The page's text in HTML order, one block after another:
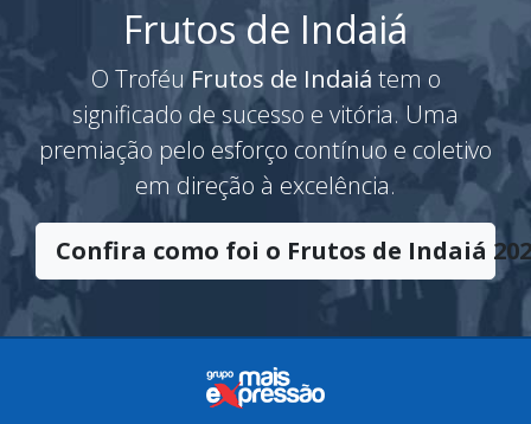
Frutos de Indaiá
O TroféuFrutos de Indaiá tem o
significado de sucesso e vitória. Uma
premiação pelo esforço contínuo e coletivo
em direção à excelência.
Confira como foi o Frutos de Indaiá